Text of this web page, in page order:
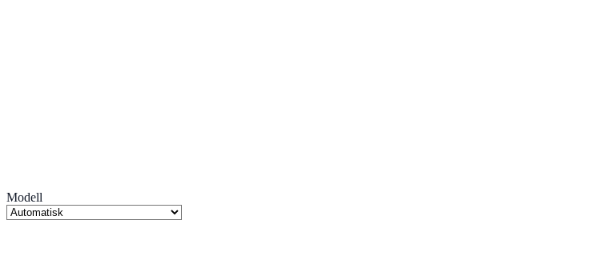
Modell